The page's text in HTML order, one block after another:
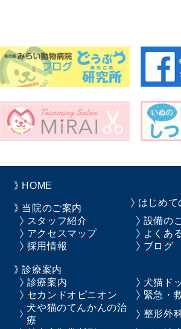
HOME
当院のご案内
はじめて
スタッフ紹介
設備の
アクセスマップ
よくあ
採用情報
ブログ
診療案内
診療案内
犬猫ド
セカンドオピニオン
緊急・
犬や猫のてんかんの治
療
整形外